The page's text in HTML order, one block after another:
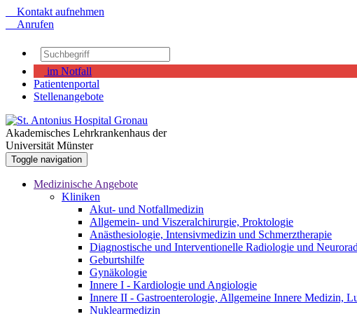
Kontakt aufnehmen
Anrufen
im Notfall
Patientenportal
Stellenangebote
Akademisches Lehrkrankenhaus der
Universität Münster
Toggle navigation
Medizinische Angebote
Kliniken
Akut- und Notfallmedizin
Allgemein- und Viszeralchirurgie, Proktologie
Anästhesiologie, Intensivmedizin und Schmerztherapie
Diagnostische und Interventionelle Radiologie und
Geburtshilfe
Gynäkologie
Innere I - Kardiologie und Angiologie
Innere II - Gastroenterologie, Allgemeine Innere Medizin,
Nuklearmedizin